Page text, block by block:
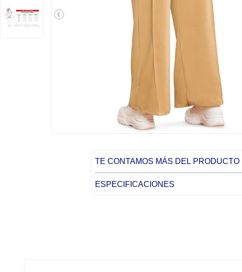
TE CONTAMOS MÁS DEL PRODUCTO
ESPECIFICACIONES